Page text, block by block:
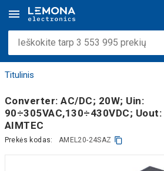
Titulinis
Converter: AC/DC; 20W; Uin:
90÷305VAC,130÷430VDC; Uout:
AIMTEC
Prekės kodas: AMEL20-24SAZ